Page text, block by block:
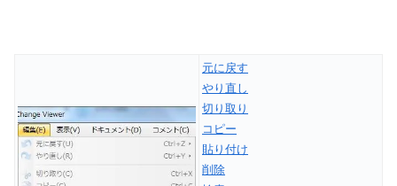
元に戻す
やり直し
切り取り
コピー
貼り付け
削除